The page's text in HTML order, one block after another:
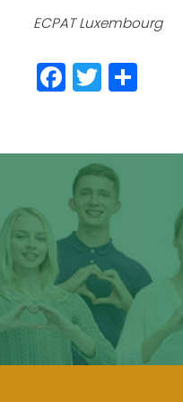
ECPAT Luxembourg
Facebook
Twitter